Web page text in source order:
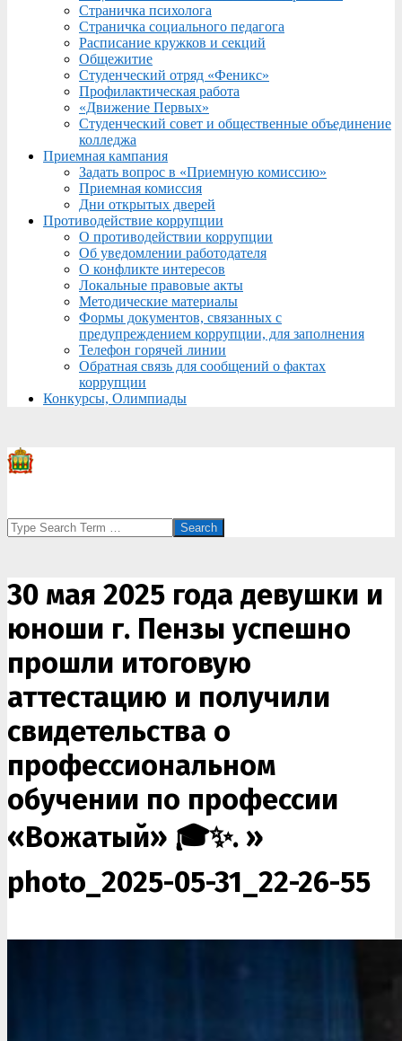
Страничка психолога
Страничка социального педагога
Расписание кружков и секций
Общежитие
Студенческий отряд «Феникс»
Профилактическая работа
«Движение Первых»
Студенческий совет и общественные объединение
колледжа
Приемная кампания
Задать вопрос в «Приемную комиссию»
Приемная комиссия
Дни открытых дверей
Противодействие коррупции
О противодействии коррупции
Об уведомлении работодателя
О конфликте интересов
Локальные правовые акты
Методические материалы
Формы документов, связанных с
предупреждением коррупции, для заполнения
Телефон горячей линии
Обратная связь для сообщений о фактах
коррупции
Конкурсы, Олимпиады
Search
30 мая 2025 года девушки и
юноши г. Пензы успешно
прошли итоговую
аттестацию и получили
свидетельства о
профессиональном
обучении по профессии
«Вожатый» 🎓✨. »
photo_2025-05-31_22-26-55